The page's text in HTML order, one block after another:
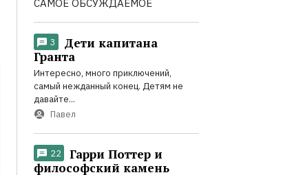
САМОЕ ОБСУЖДАЕМОЕ
3
Дети капитана
Гранта
Интересно, много приключений,
самый нежданный конец. Детям не
давайте...
Павел
22
Гарри Поттер и
философский камень